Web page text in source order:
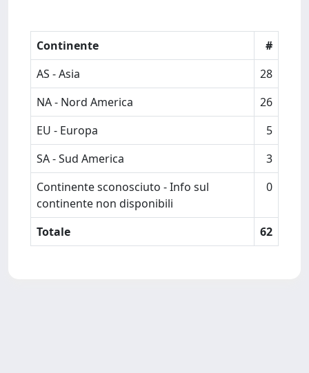
Continente
#
AS - Asia
28
NA - Nord America
26
EU - Europa
5
SA - Sud America
3
Continente sconosciuto - Info sul
continente non disponibili
0
Totale 62